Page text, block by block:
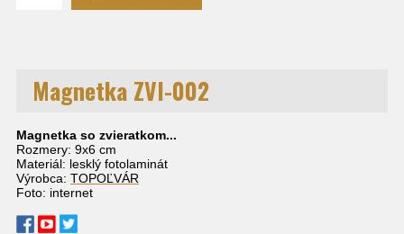
Magnetka ZVI-002
Magnetka so zvieratkom...
Rozmery: 9x6 cm
Materiál: lesklý fotolaminát
Výrobca: TOPOĽVÁR
Foto: internet